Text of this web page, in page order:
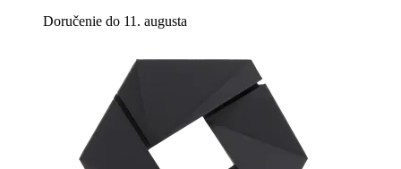
Doručenie do 11. augusta